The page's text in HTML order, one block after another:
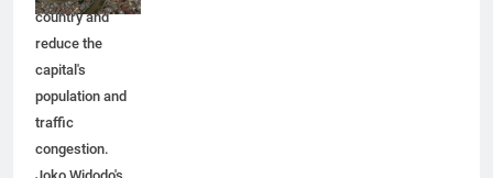
throughout the
country and
reduce the
capital's
population and
congestion.